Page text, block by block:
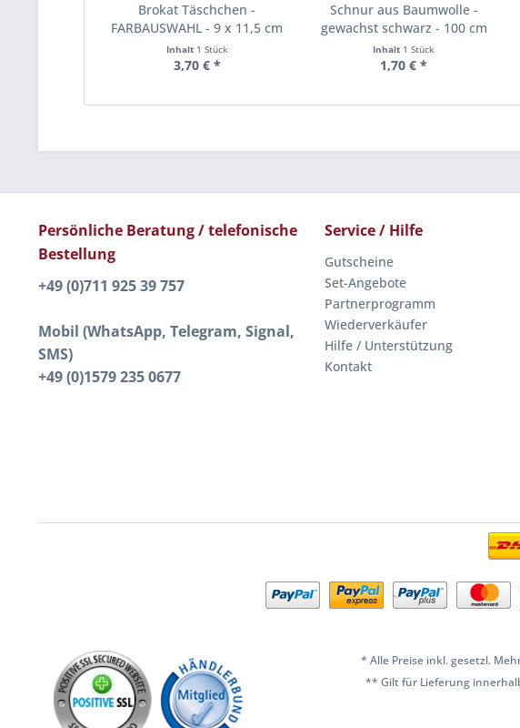
Brokat Täschchen -
FARBAUSWAHL - 9 x 11,5 cm
Inhalt 1 Stück
3,70 € *
Schnur aus Baumwolle -
gewachst schwarz - 100 cm
Inhalt 1 Stück
1,70 € *
Persönliche Beratung / telefonische
Bestellung
+49 (0)711 925 39 757
Mobil (WhatsApp, Telegram, Signal,
SMS)
+49 (0)1579 235 0677
Service / Hilfe
Gutscheine
Set-Angebote
Partnerprogramm
Wiederverkäufer
Hilfe / Unterstützung
Kontakt
* Alle Preise inkl. gesetzl.
** Gilt für Lieferung